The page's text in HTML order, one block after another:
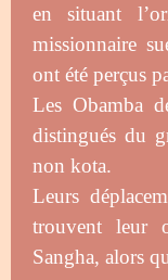
en situant
missionnaire
ont été perçus
Les Obamba
distingués du
non kota.
Leurs
trouvent leur
Sangha, alors